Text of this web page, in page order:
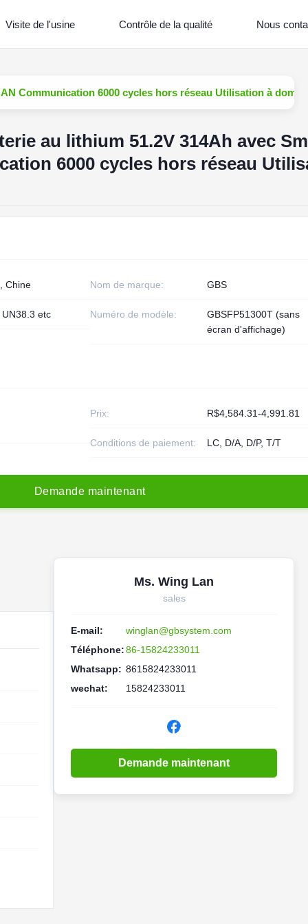
Visite de l'usine Contrôle de la qualité Nous
Communication 6000 cycles hors réseau Utilisation à
au lithium 51.2V 314Ah avec
6000 cycles hors réseau
Chine Nom de marque: GBS
etc Numéro de modèle:
GBSFP51300T (sans
écran d'affichage)
Prix: R$4,584.31-4,991.81
Conditions de paiement: LC, D/A, D/P, T/T
Demande maintenant
Ms. Wing Lan
sales
E-mail:
winglan@gbsystem.com
Téléphone:86-15824233011
Whatsapp: 8615824233011
wechat:
15824233011
Demande maintenant